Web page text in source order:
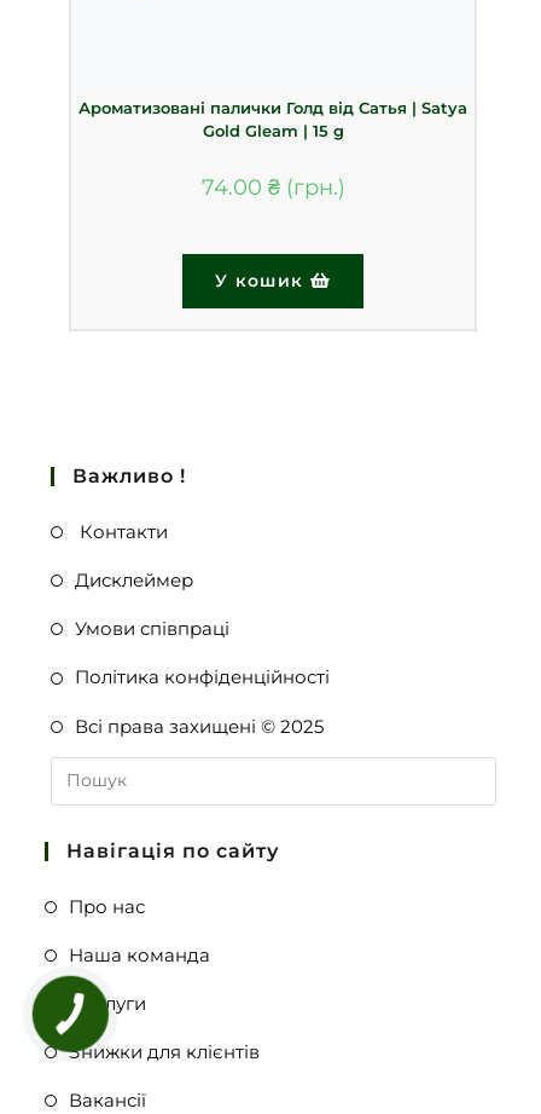
Ароматизовані палички Голд від Сатья | Satya
Gold Gleam | 15 g
74.00 ₴
У кошик
Важливо !
Контакти
Дисклеймер
Умови співпраці
Політика конфіденційності
Всі права захищені © 2025
Навігація по сайту
Про нас
Наша команда
Послуги
Знижки для клієнтів
Вакансії